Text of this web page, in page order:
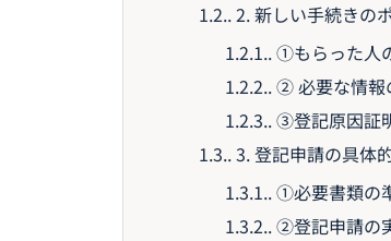
1.2. 2. 新しい手続きの
1.2.1. ①もらった人
1.2.2. ② 必要な情報
1.2.3. ③登記原因証
1.3. 3. 登記申請の具体
1.3.1. ①必要書類の
1.3.2. ②登記申請の